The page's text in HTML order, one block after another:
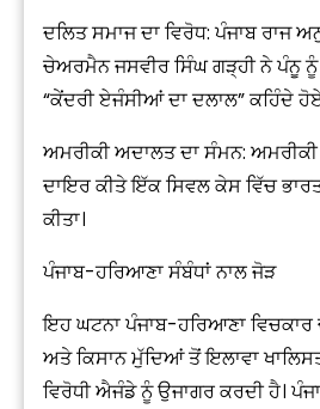
ਦਲਿਤ ਸਮਾਜ ਦਾ ਵਿਰੋਧ: ਪੰਜਾਬ ਰਾਜ
ਚੇਅਰਮੈਨ ਜਸਵੀਰ ਸਿੰਘ ਗੜ੍ਹੀ ਨੇ ਪੰਨੂ ਨੂੰ
“ਕੇਂਦਰੀ ਏਜੰਸੀਆਂ ਦਾ ਦਲਾਲ” ਕਹਿੰਦੇ ਹੋਏ
ਅਮਰੀਕੀ ਅਦਾਲਤ ਦਾ ਸੰਮਨ:
ਦਾਇਰ ਕੀਤੇ ਇੱਕ ਸਿਵਲ ਕੇਸ ਵਿੱਚ
ਕੀਤਾ।
ਪੰਜਾਬ-ਹਰਿਆਣਾ ਸੰਬੰਧਾਂ ਨਾਲ ਜੋੜ
ਇਹ ਘਟਨਾ ਪੰਜਾਬ-ਹਰਿਆਣਾ ਵਿਚਕਾਰ
ਅਤੇ ਕਿਸਾਨ ਮੁੱਦਿਆਂ ਤੋਂ ਇਲਾਵਾ
ਵਿਰੋਧੀ ਐਜੰਡੇ ਨੂੰ ਉਜਾਗਰ ਕਰਦੀ ਹੈ।